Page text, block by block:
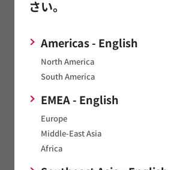
さい。
Americas - English
North America
South America
EMEA - English
Europe
Middle-East Asia
Africa
の詳細データをご覧いただけます。
お問い合わせ
製品へのお問い合わせ